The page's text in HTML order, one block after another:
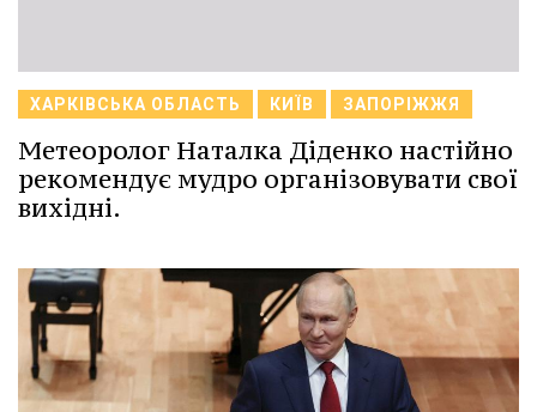
ХАРКІВСЬКА ОБЛАСТЬ КИЇВ ЗАПОРІЖЖЯ
Метеоролог Наталка Діденко настійно
рекомендує мудро організовувати свої
вихідні.